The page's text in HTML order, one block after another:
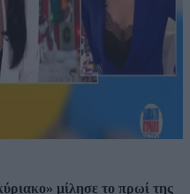
μίλησε το πρωί της